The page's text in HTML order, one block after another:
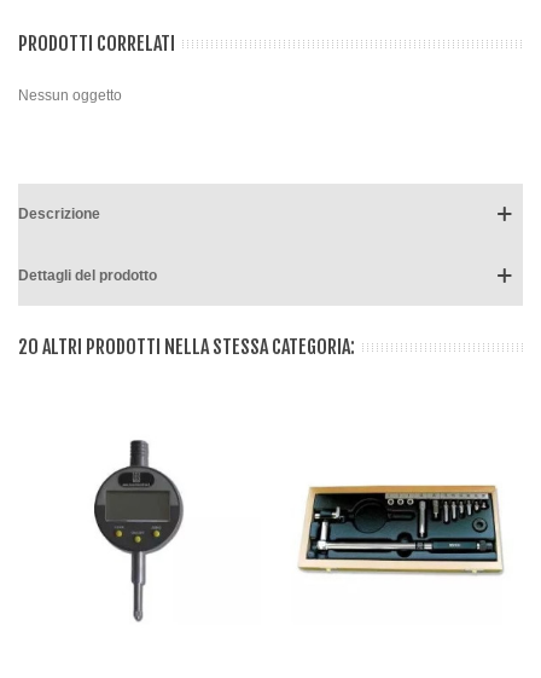
PRODOTTI CORRELATI
Nessun oggetto
Descrizione
Dettagli del prodotto
20 ALTRI PRODOTTI NELLA STESSA CATEGORIA: